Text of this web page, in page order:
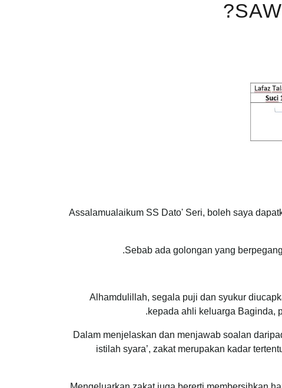
Assalamualaikum SS Dato' Seri, boleh saya
Sebab ada golongan yang
Alhamdulillah, segala puji dan syukur
kepada ahli keluarga Baginda,
Dalam menjelaskan dan menjawab soalan
istilah syara’, zakat merupakan kadar